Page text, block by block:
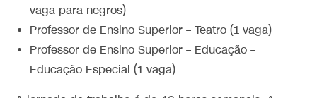
vaga para negros)
Professor de Ensino Superior – Teatro (1 vaga)
Professor de Ensino Superior – Educação –
Educação Especial (1 vaga)